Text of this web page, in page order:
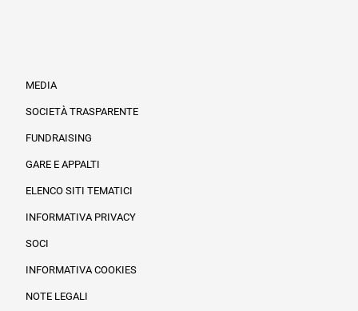
MEDIA
SOCIETÀ TRASPARENTE
FUNDRAISING
GARE E APPALTI
ELENCO SITI TEMATICI
INFORMATIVA PRIVACY
SOCI
INFORMATIVA COOKIES
NOTE LEGALI